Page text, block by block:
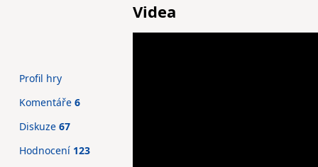
Videa
Profil hry
Komentáře 6
Diskuze 67
Hodnocení 123